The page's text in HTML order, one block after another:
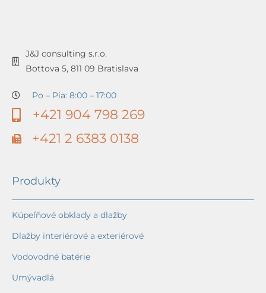
J&J consulting s.r.o.
Bottova 5, 811 09 Bratislava
Po – Pia: 8:00 – 17:00
+421 904 798 269
+421 2 6383 0138
Produkty
Kúpeľňové obklady a dlažby
Dlažby interiérové a exteriérové
Vodovodné batérie
Umývadlá